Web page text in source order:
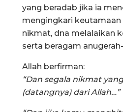
yang beradab jika ia
mengingkari keutamaan
nikmat, dna melalaikan
serta beragam
Allah berfirman:
“Dan segala nikmat
(datangnya) dari Allah…”